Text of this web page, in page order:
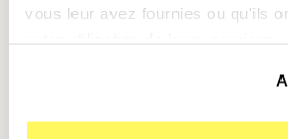
vous leur avez fournies ou qu'ils
toujours activée" . Cela
configurer le capteur pour